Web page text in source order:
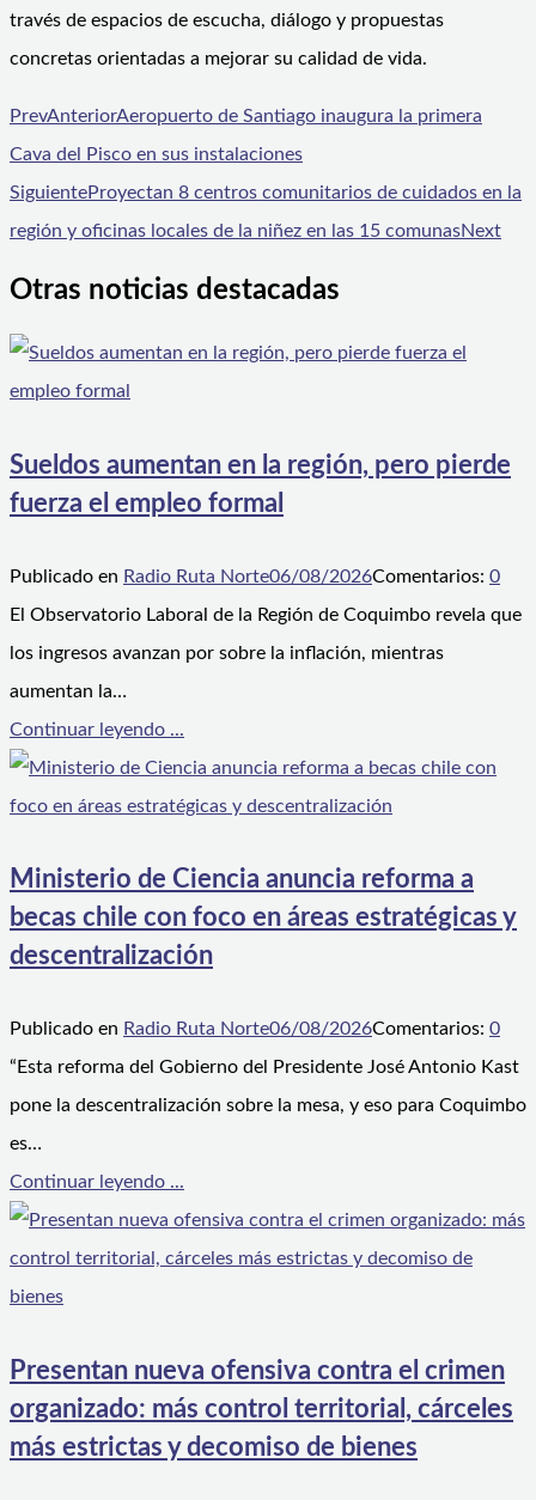
través de espacios de escucha, diálogo y propuestas
concretas orientadas a mejorar su calidad de vida.
PrevAnteriorAeropuerto de Santiago inaugura la primera
Cava del Pisco en sus instalaciones
SiguienteProyectan 8 centros comunitarios de cuidados en la
región y oficinas locales de la niñez en las 15 comunasNext
Otras noticias destacadas
Sueldos aumentan en la región, pero pierde
fuerza el empleo formal
Publicado en Radio Ruta Norte06/08/2026Comentarios: 0
El Observatorio Laboral de la Región de Coquimbo revela que
los ingresos avanzan por sobre la inflación, mientras
aumentan la…
Continuar leyendo ...
Ministerio de Ciencia anuncia reforma a
becas chile con foco en áreas estratégicas y
descentralización
Publicado en Radio Ruta Norte06/08/2026Comentarios: 0
“Esta reforma del Gobierno del Presidente José Antonio Kast
pone la descentralización sobre la mesa, y eso para Coquimbo
es…
Continuar leyendo ...
Presentan nueva ofensiva contra el crimen
organizado: más control territorial, cárceles
más estrictas y decomiso de bienes